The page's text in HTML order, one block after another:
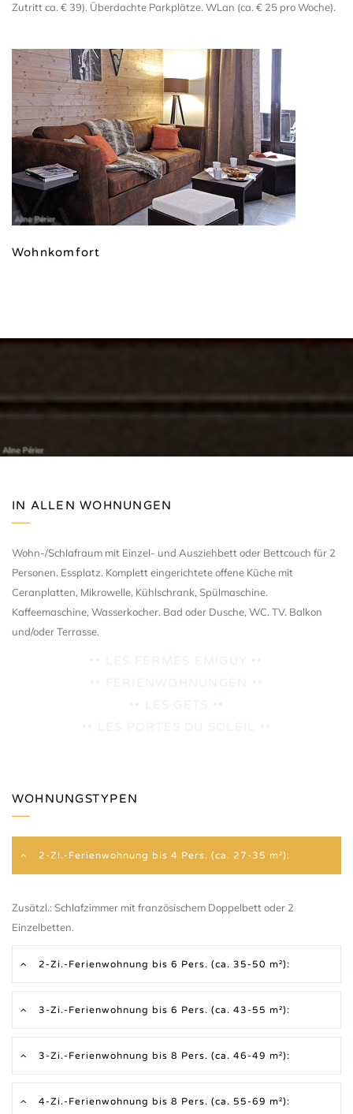
Zutritt ca. € 39). Überdachte Parkplätze. WLan (ca. € 25 pro Woche).
Aline Périer
Wohnkomfort
Aline Périer
IN ALLEN WOHNUNGEN
Wohn-/Schlafraum mit Einzel- und Ausziehbett oder Bettcouch für 2
Personen. Essplatz. Komplett eingerichtete offene Küche mit
Ceranplatten, Mikrowelle, Kühlschrank, Spülmaschine.
Kaffeemaschine, Wasserkocher. Bad oder Dusche, WC. TV. Balkon
und/oder Terrasse.
WOHNUNGSTYPEN
2-Zi.-Ferienwohnung bis 4 Pers. (ca. 27-35 m²):
Zusätzl.: Schlafzimmer mit französischem Doppelbett oder 2
Einzelbetten.
2-Zi.-Ferienwohnung bis 6 Pers. (ca. 35-50 m²):
3-Zi.-Ferienwohnung bis 6 Pers. (ca. 43-55 m²):
3-Zi.-Ferienwohnung bis 8 Pers. (ca. 46-49 m²):
4-Zi.-Ferienwohnung bis 8 Pers. (ca. 55-69 m²):